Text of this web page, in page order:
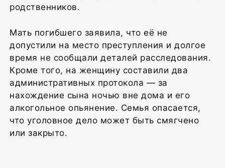
родственников.
Мать погибшего заявила, что её не
допустили на место преступления и долгое
время не сообщали деталей расследования.
Кроме того, на женщину составили два
административных протокола — за
нахождение сына ночью вне дома и его
алкогольное опьянение. Семья опасается,
что уголовное дело может быть смягчено
или закрыто.